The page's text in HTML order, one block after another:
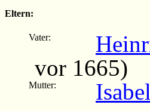
Eltern:
Vater:
vor 1665)
Mutter: